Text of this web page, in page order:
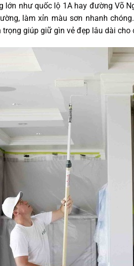
lớn như quốc lộ 1A hay đường Võ
làm xỉn màu sơn nhanh
giúp giữ gìn vẻ đẹp lâu dài cho